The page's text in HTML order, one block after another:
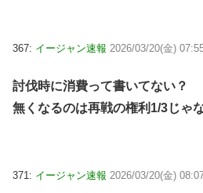
367: イージャン速報 2026/03/20(金)
討伐時に消費って書いてない？
無くなるのは再戦の権利1/3じゃ
371: イージャン速報 2026/03/20(金)